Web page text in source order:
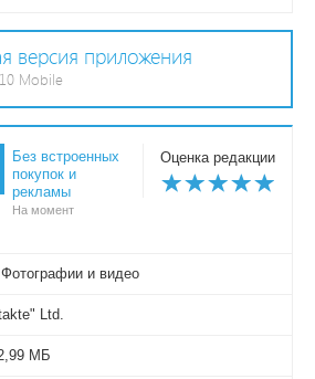
версия приложения
Mobile
Без встроенных
покупок и
рекламы
На момент
Оценка редакции
Фотографии и видео
Ltd.
МБ